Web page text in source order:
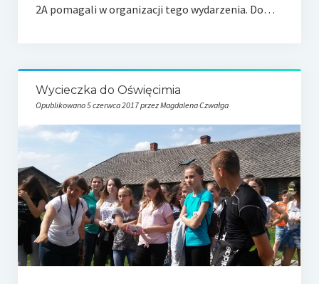
2A pomagali w organizacji tego wydarzenia. Do…
Wycieczka do Oświęcimia
Opublikowano 5 czerwca 2017 przez Magdalena Czwałga